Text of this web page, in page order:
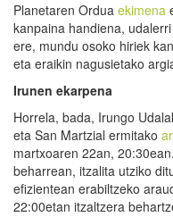
Planetaren Ordua ekimena
kanpaina handiena,
ere, mundu osoko hiriek
eta eraikin nagusietako
Irunen ekarpena
Horrela, bada, Irungo
eta San Martzial ermitako
martxoaren 22an,
beharrean, itzalita utziko
efizientean erabiltzeko
22:00etan itzaltzera